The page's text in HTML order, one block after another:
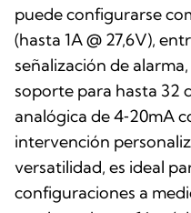
puede configurarse
(hasta 1A @ 27,6V),
señalización de
soporte para hasta 32
analógica de 4‑20mA
intervención
versatilidad, es ideal
configuraciones a